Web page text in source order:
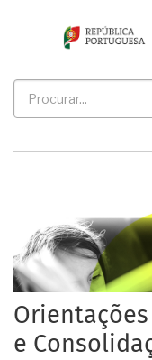
conteúdo
principal
e